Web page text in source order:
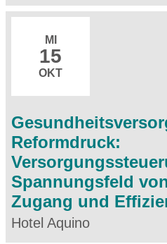
MI
15
OKT
Reformdruck:
Spannungsfeld
Zugang und
Hotel Aquino